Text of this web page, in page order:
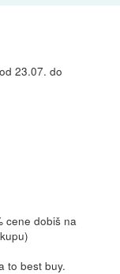
23.07. do
cene dobiš na
to best buy.